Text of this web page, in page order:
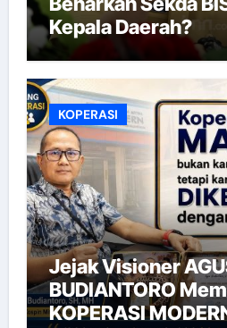
Kepala Daerah?
KOPERASI
Jejak Visioner
BUDIANTORO
KOPERASI